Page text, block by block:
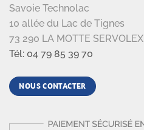
Savoie Technolac
10 allée du Lac de Tignes
73 290 LA MOTTE SERVOLEX
Tél: 04 79 85 39 70
NOUS CONTACTER